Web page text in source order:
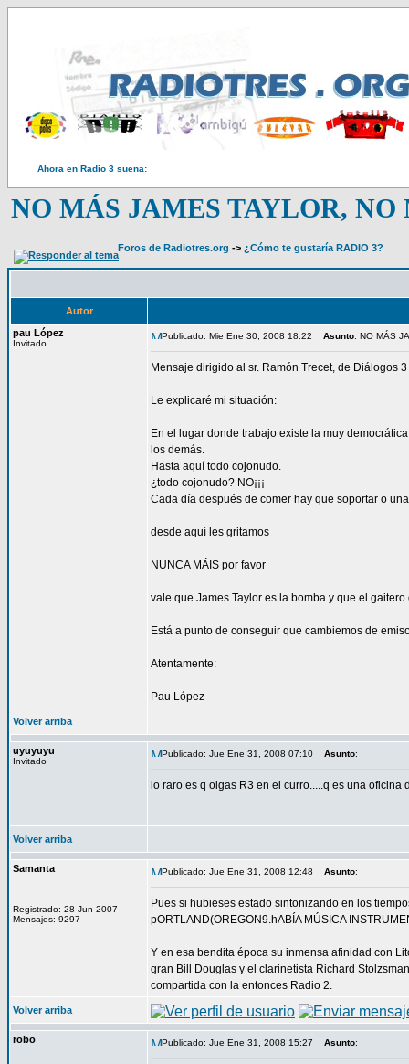
Ahora en Radio 3 suena:
NO MÁS JAMES TAYLOR,
Foros de Radiotres.org -> ¿Cómo te gustaría RADIO 3?
Autor
pau López
Invitado
Publicado: Mie Ene 30, 2008 18:22 Asunto: NO MÁS
Mensaje dirigido al sr. Ramón Trecet, de Diálogos 3
Le explicaré mi situación:
En el lugar donde trabajo existe la muy
los demás.
Hasta aquí todo cojonudo.
¿todo cojonudo? NO¡¡¡
Cada día después de comer hay que soportar o
desde aquí les gritamos
NUNCA MÁIS por favor
vale que James Taylor es la bomba y que el
Está a punto de conseguir que cambiemos de
Atentamente:
Pau López
Volver arriba
uyuyuyu
Invitado
Publicado: Jue Ene 31, 2008 07:10 Asunto:
lo raro es q oigas R3 en el curro.....q es una
Volver arriba
Samanta
Registrado: 28 Jun 2007
Mensajes: 9297
Publicado: Jue Ene 31, 2008 12:48 Asunto:
Pues si hubieses estado sintonizando en los
pORTLAND(OREGON9.hABÍA MÚSICA
Y en esa bendita época su inmensa afinidad con
gran Bill Douglas y el clarinetista Richard
compartida con la entonces Radio 2.
Volver arriba
robo Publicado: Jue Ene 31, 2008 15:27 Asunto: